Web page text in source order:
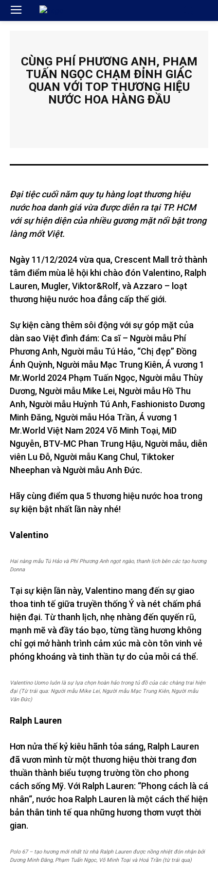
CÙNG PHÍ PHƯƠNG ANH, PHẠM
TUẤN NGỌC CHẠM ĐỈNH GIÁC
QUAN VỚI TOP THƯƠNG HIỆU
NƯỚC HOA HÀNG ĐẦU
Đại tiệc cuối năm quy tụ hàng loạt thương hiệu
nước hoa danh giá vừa được diễn ra tại TP. HCM
với sự hiện diện của nhiều gương mặt nổi bật trong
làng mốt Việt.
Ngày 11/12/2024 vừa qua, Crescent Mall trở thành
tâm điểm mùa lễ hội khi chào đón Valentino, Ralph
Lauren, Mugler, Viktor&Rolf, và Azzaro – loạt
thương hiệu nước hoa đẳng cấp thế giới.
Sự kiện càng thêm sôi động với sự góp mặt của
dàn sao Việt đình đám: Ca sĩ – Người mẫu Phí
Phương Anh, Người mẫu Tú Hảo, “Chị đẹp” Đồng
Ánh Quỳnh, Người mẫu Mạc Trung Kiên, Á vương 1
Mr.World 2024 Phạm Tuấn Ngọc, Người mẫu Thùy
Dương, Người mẫu Mike Lei, Người mẫu Hồ Thu
Anh, Người mẫu Huỳnh Tú Anh, Fashionisto Dương
Minh Đăng, Người mẫu Hóa Trần, Á vương 1
Mr.World Việt Nam 2024 Võ Minh Toại, MiD
Nguyễn, BTV-MC Phan Trung Hậu, Người mẫu, diễn
viên Lu Đỗ, Người mẫu Kang Chul, Tiktoker
Nheephan và Người mẫu Anh Đức.
Hãy cùng điểm qua 5 thương hiệu nước hoa trong
sự kiện bật nhất lần này nhé!
Valentino
Hai nàng mẫu Tú Hảo và Phí Phương Anh ngọt ngào, thanh lịch bên các tạo hương
Donna
Tại sự kiện lần này, Valentino mang đến sự giao
thoa tinh tế giữa truyền thống Ý và nét chấm phá
hiện đại. Từ thanh lịch, nhẹ nhàng đến quyến rũ,
mạnh mẽ và đầy táo bạo, từng tầng hương không
chỉ gợi mở hành trình cảm xúc mà còn tôn vinh vẻ
phóng khoáng và tinh thần tự do của mỗi cá thể.
Valentino Uomo luôn là sự lựa chọn hoàn hảo trong tủ đồ của các chàng trai hiện
đại (Từ trái qua: Người mẫu Mike Lei, Người mẫu Mạc Trung Kiên, Người mẫu
Văn Đức)
Ralph Lauren
Hơn nửa thế kỷ kiêu hãnh tỏa sáng, Ralph Lauren
đã vươn mình từ một thương hiệu thời trang đơn
thuần thành biểu tượng trường tồn cho phong
cách sống Mỹ. Với Ralph Lauren: “Phong cách là cá
nhân“, nước hoa Ralph Lauren là một cách thể hiện
bản thân tinh tế qua những hương thơm vượt thời
gian.
Polo 67 – tạo hương mới nhất từ nhà Ralph Lauren được nồng nhiệt đón nhận bởi
Dương Minh Đăng, Phạm Tuấn Ngọc, Võ Minh Toại và Hoá Trần (từ trái qua)